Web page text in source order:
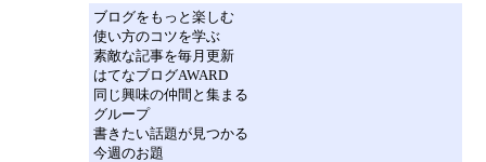
ブログをもっと楽しむ
使い方のコツを学ぶ
素敵な記事を毎月更新
はてなブログAWARD
同じ興味の仲間と集まる
グループ
書きたい話題が見つかる
今週のお題